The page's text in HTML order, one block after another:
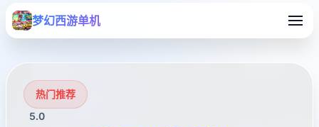
梦幻西游单机
热门推荐
5.0